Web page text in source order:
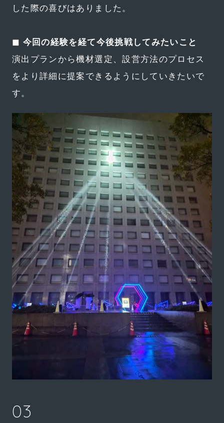
した際の喜びはありました。
◼︎ 今回の経験を経て今後挑戦してみたいこと
演出プランから機材選定、設営方法のプロセス
をより詳細に提案できるようにしていきたいで
す。
03